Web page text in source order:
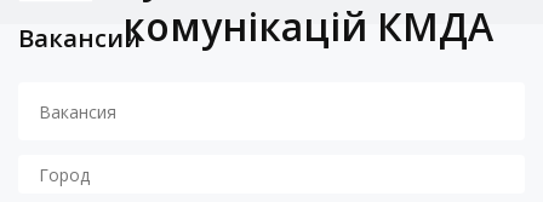
комунікацій КМДА
Вакансии